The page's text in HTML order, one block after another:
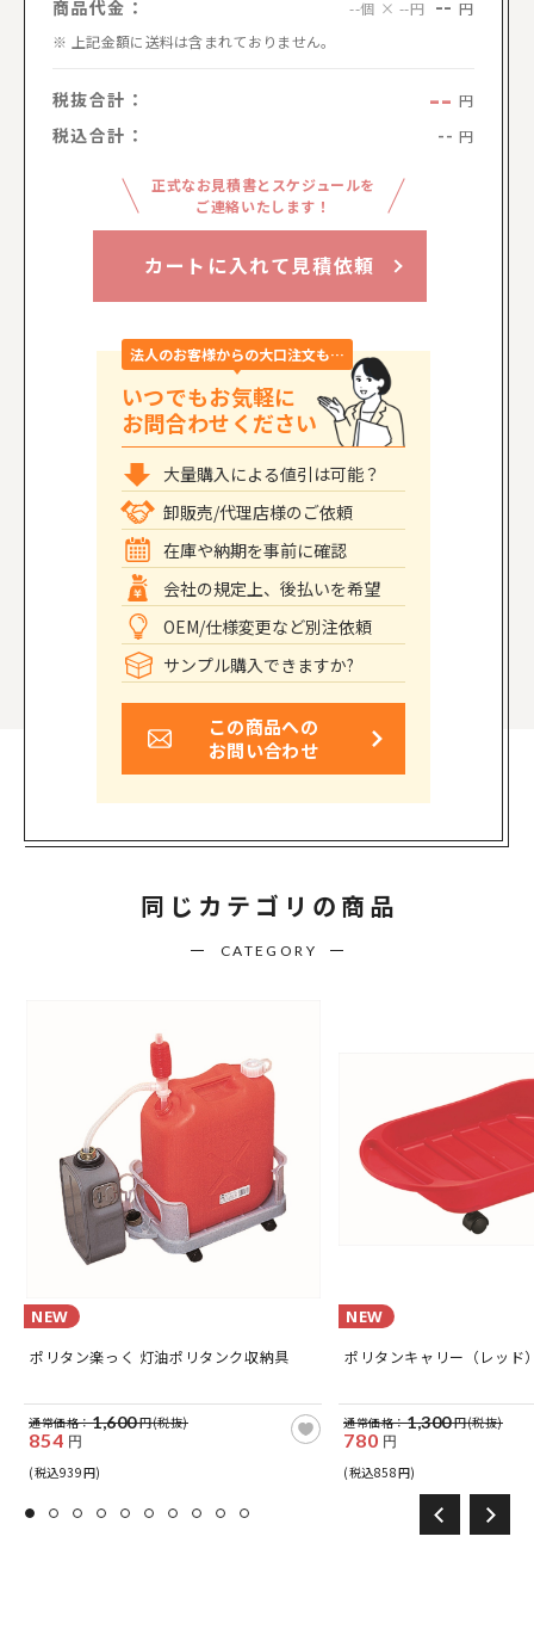
商品代金： --個 × --円 -- 円
上記金額に送料は含まれておりません。
税抜合計： -- 円
税込合計： -- 円
正式なお見積書とスケジュールを
ご連絡いたします！
カートに入れて見積依頼
法人のお客様からの大口注文も…
いつでもお気軽に
お問合わせください
大量購入による値引は可能？
卸販売/代理店様のご依頼
在庫や納期を事前に確認
会社の規定上、後払いを希望
OEM/仕様変更など別注依頼
サンプル購入できますか?
この商品への
お問い合わせ
同じカテゴリの商品
CATEGORY
NEW
ポリタン楽っく 灯油ポリタンク収納具
通常価格：1,600円(税抜)
854 円
(税込939円)
NEW
ポリタンキャリー（レッド
通常価格：1,300円(税抜)
780 円
(税込858円)